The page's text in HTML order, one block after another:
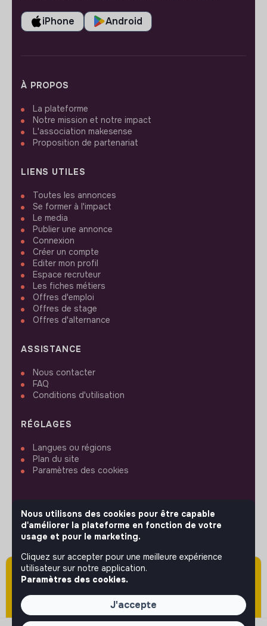
Attention cette annonce a été publiée il y a
plus de 60 jours (le 05/06/2026) et est sans
doute expirée ou non mise à jour.
iPhone Android
À PROPOS
La plateforme
Notre mission et notre impact
L'association makesense
Proposition de partenariat
LIENS UTILES
Toutes les annonces
Se former à l'impact
Le media
Publier une annonce
Connexion
Créer un compte
Editer mon profil
Espace recruteur
Les fiches métiers
Offres d'emploi
Offres de stage
Offres d'alternance
ASSISTANCE
Nous contacter
FAQ
Conditions d'utilisation
RÉGLAGES
Langues ou régions
Plan du site
Paramètres des cookies
SUIVEZ-NOUS
© 2026 jobs that makesense.
Nous utilisons des cookies pour être capable
d'améliorer la plateforme en fonction de votre
usage et pour le marketing.
Cliquez sur accepter pour une meilleure expérience
utilisateur sur notre application.
Paramètres des cookies.
J'accepte